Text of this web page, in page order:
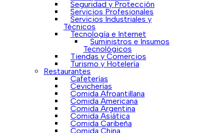
Seguridad y Protección
Servicios Profesionales
Servicios Industriales y
Técnicos
Tecnología e Internet
Suministros e Insumos
Tecnológicos
Tiendas y Comercios
Turismo y Hotelería
Restaurantes
Cafeterías
Cevicherías
Comida Afroantillana
Comida Americana
Comida Argentina
Comida Asiática
Comida Caribeña
Comida China